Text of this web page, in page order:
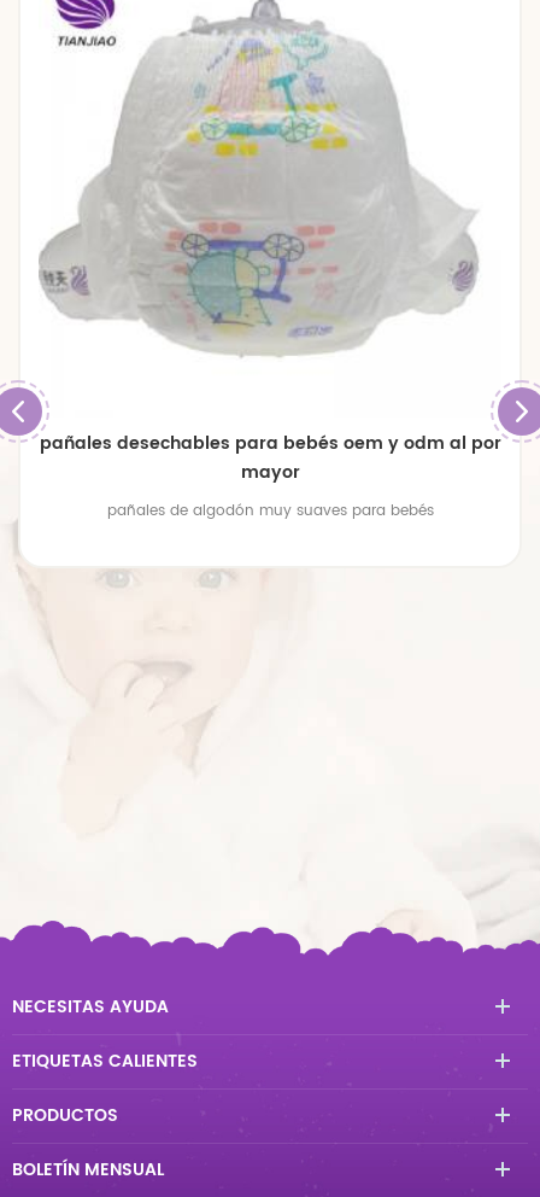
pañales desechables para bebés oem y odm al por
mayor
pañales de algodón muy suaves para bebés
NECESITAS AYUDA
ETIQUETAS CALIENTES
PRODUCTOS
BOLETÍN MENSUAL